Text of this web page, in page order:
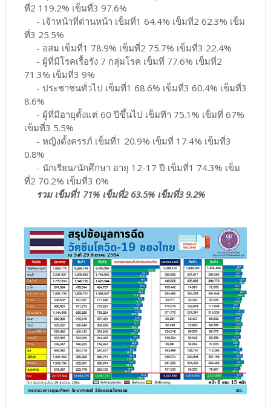
ที่2 119.2% เข็มที่3 97.6%
- เจ้าหน้าที่ด่านหน้า เข็มที่1 64.4% เข็มที่2 62.3% เข็ม
ที่3 25.5%
- อสม เข็มที่1 78.9% เข็มที่2 75.7% เข็มที่3 22.4%
- ผู้ที่มีโรคเรื้อรัง 7 กลุ่มโรค เข็มที่ 77.6% เข็มที่2
71.3% เข็มที่3 9%
- ประชาชนทั่วไป เข็มที่1 68.6% เข็มที่3 60.4% เข็มที่3
8.6%
- ผู้ที่มีอายุตั้งแต่ 60 ปีขึ้นไป เข็มทีา 75.1% เข็มที่ 67%
เข็มที่3 5.5%
- หญิงตั้งครรภ์ เข็มที่1 20.9% เข็มที่ 17.4% เข็มที่3
0.8%
- นักเรียน/นักศึกษา อายุ 12-17 ปี เข็มที่1 74.3% เข็ม
ที่2 70.2% เข็มที่3 0%
รวม เข็มที่1 71% เข็มที่2 63.5% เข็มที่3 9.2%